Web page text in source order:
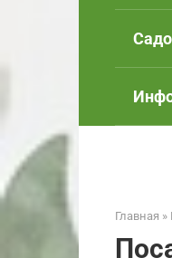
Главная »